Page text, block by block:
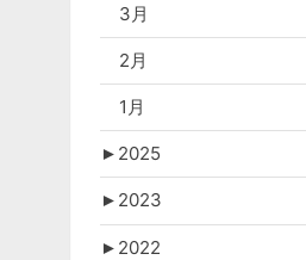
3月
2月
1月
► 2025
► 2023
► 2022